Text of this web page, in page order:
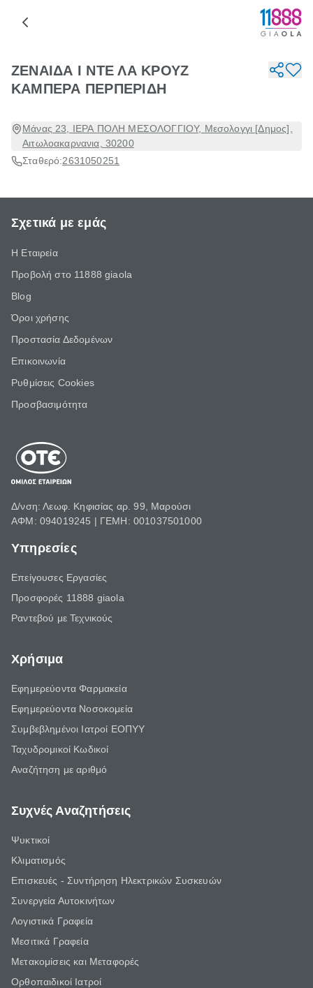
ΖΕΝΑΙΔΑ Ι ΝΤΕ ΛΑ ΚΡΟΥΖ
ΚΑΜΠΕΡΑ ΠΕΡΠΕΡΙΔΗ
Μάνας 23, ΙΕΡΑ ΠΟΛΗ ΜΕΣΟΛΟΓΓΙΟΥ, Μεσολογγι [Δημος],
Αιτωλοακαρνανια, 30200
Σταθερό:2631050251
Σχετικά με εμάς
Η Εταιρεία
Προβολή στο 11888 giaola
Blog
Όροι χρήσης
Προστασία Δεδομένων
Επικοινωνία
Ρυθμίσεις Cookies
Προσβασιμότητα
Δ/νση: Λεωφ. Κηφισίας αρ. 99, Μαρούσι
ΑΦΜ: 094019245 | ΓΕΜΗ: 001037501000
Υπηρεσίες
Επείγουσες Εργασίες
Προσφορές 11888 giaola
Ραντεβού με Τεχνικούς
Χρήσιμα
Εφημερεύοντα Φαρμακεία
Εφημερεύοντα Νοσοκομεία
Συμβεβλημένοι Ιατροί ΕΟΠΥΥ
Ταχυδρομικοί Κωδικοί
Αναζήτηση με αριθμό
Συχνές Αναζητήσεις
Ψυκτικοί
Κλιματισμός
Επισκευές - Συντήρηση Ηλεκτρικών Συσκευών
Συνεργεία Αυτοκινήτων
Λογιστικά Γραφεία
Μεσιτικά Γραφεία
Μετακομίσεις και Μεταφορές
Ορθοπαιδικοί Ιατροί